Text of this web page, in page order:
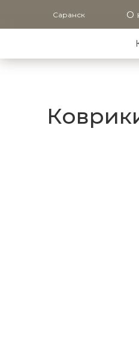
Саранск О